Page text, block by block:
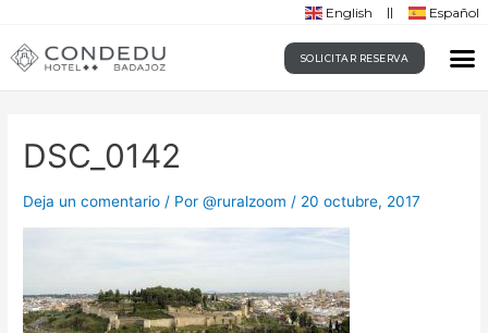
English Español
SOLICITAR RESERVA
DSC_0142
Deja un comentario / Por@ruralzoom / 20 octubre, 2017